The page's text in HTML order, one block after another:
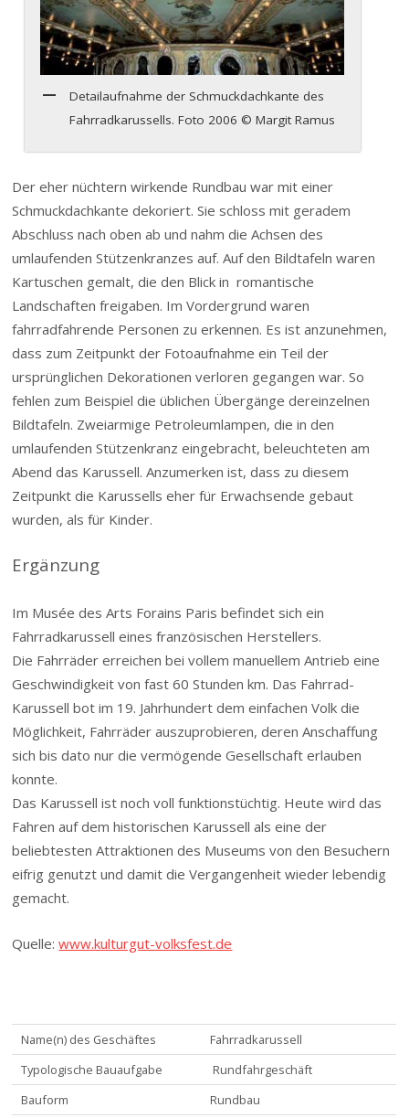
Detailaufnahme der Schmuckdachkante des
Fahrradkarussells. Foto 2006 © Margit Ramus
Der eher nüchtern wirkende Rundbau war mit einer
Schmuckdachkante dekoriert. Sie schloss mit geradem
Abschluss nach oben ab und nahm die Achsen des
umlaufenden Stützenkranzes auf. Auf den Bildtafeln waren
Kartuschen gemalt, die den Blick in romantische
Landschaften freigaben. Im Vordergrund waren
fahrradfahrende Personen zu erkennen. Es ist anzunehmen,
dass zum Zeitpunkt der Fotoaufnahme ein Teil der
ursprünglichen Dekorationen verloren gegangen war. So
fehlen zum Beispiel die üblichen Übergänge dereinzelnen
Bildtafeln. Zweiarmige Petroleumlampen, die in den
umlaufenden Stützenkranz eingebracht, beleuchteten am
Abend das Karussell. Anzumerken ist, dass zu diesem
Zeitpunkt die Karussells eher für Erwachsende gebaut
wurden, als für Kinder.
Ergänzung
Im Musée des Arts Forains Paris befindet sich ein
Fahrradkarussell eines französischen Herstellers.
Die Fahrräder erreichen bei vollem manuellem Antrieb eine
Geschwindigkeit von fast 60 Stunden km. Das Fahrrad-
Karussell bot im 19. Jahrhundert dem einfachen Volk die
Möglichkeit, Fahrräder auszuprobieren, deren Anschaffung
sich bis dato nur die vermögende Gesellschaft erlauben
konnte.
Das Karussell ist noch voll funktionstüchtig. Heute wird das
Fahren auf dem historischen Karussell als eine der
beliebtesten Attraktionen des Museums von den Besuchern
eifrig genutzt und damit die Vergangenheit wieder lebendig
gemacht.
Quelle:www.kulturgut-volksfest.de
Name(n) des Geschäftes
Fahrradkarussell
Typologische Bauaufgabe
Rundfahrgeschäft
Bauform
Rundbau